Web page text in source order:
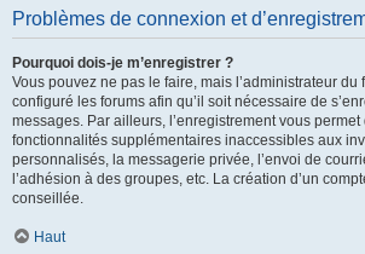
Problèmes de connexion et
Pourquoi dois-je m’enregistrer ?
Vous pouvez ne pas le faire, mais l’administrateur du
configuré les forums afin qu’il soit nécessaire de
messages. Par ailleurs, l’enregistrement vous
fonctionnalités supplémentaires inaccessibles aux
personnalisés, la messagerie privée, l’envoi de
l’adhésion à des groupes, etc. La création d’un
conseillée.
Haut